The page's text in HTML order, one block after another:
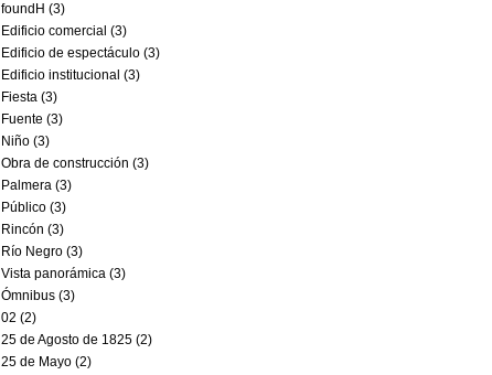
foundH (3)
Edificio comercial (3)
Edificio de espectáculo (3)
Edificio institucional (3)
Fiesta (3)
Fuente (3)
Niño (3)
Obra de construcción (3)
Palmera (3)
Público (3)
Rincón (3)
Río Negro (3)
Vista panorámica (3)
Ómnibus (3)
02 (2)
25 de Agosto de 1825 (2)
25 de Mayo (2)